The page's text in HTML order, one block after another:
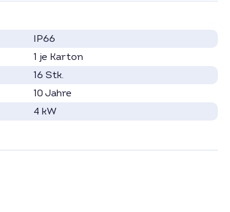
IP66
1 je Karton
16 Stk.
10 Jahre
4 kW